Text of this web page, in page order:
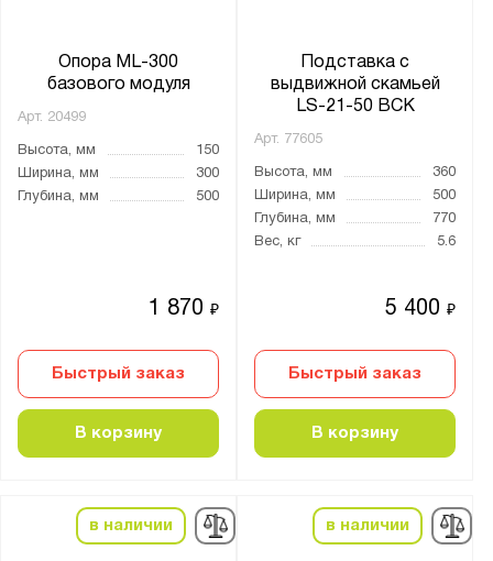
Опора ML-300
базового модуля
Арт. 20499
Высота, мм
150
Ширина, мм
300
Глубина, мм
500
1 870₽
Быстрый заказ
В корзину
Подставка с
выдвижной скамьей
LS-21-50 ВСК
Арт. 77605
Высота, мм
360
Ширина, мм
500
Глубина, мм
770
Вес, кг
5.6
5 400₽
Быстрый заказ
В корзину
в наличии в наличии